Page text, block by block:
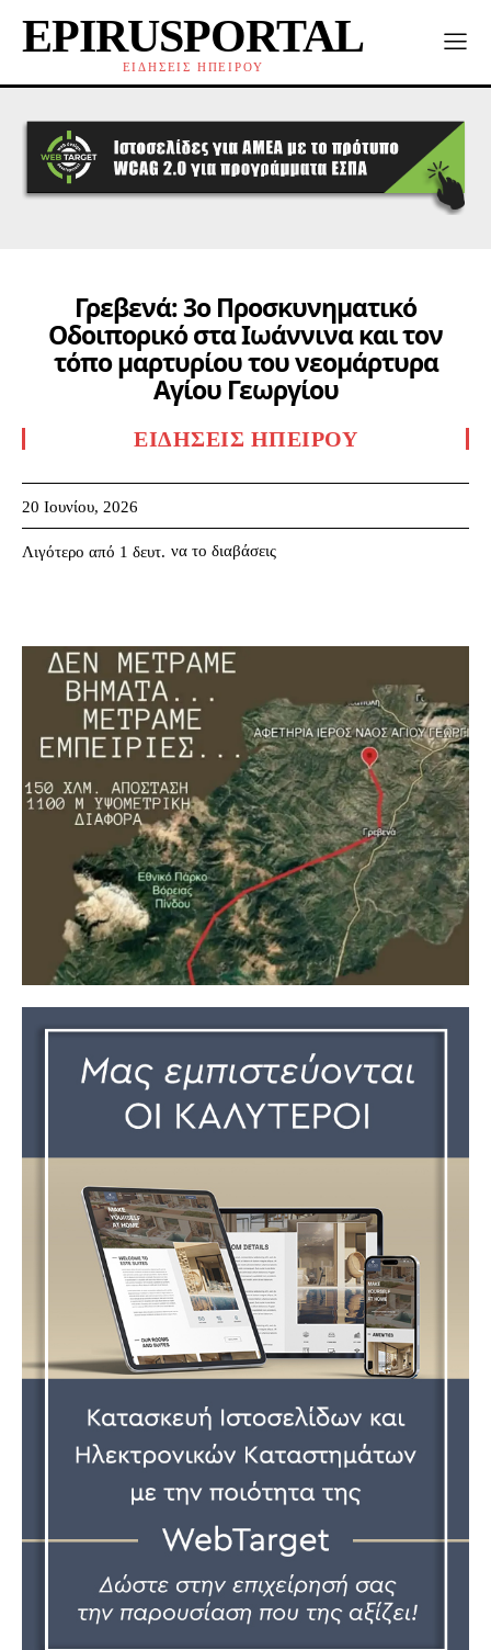
EPIRUSPORTAL
ΕΙΔΗΣΕΙΣ ΗΠΕΙΡΟΥ
Γρεβενά: 3ο Προσκυνηματικό
Οδοιπορικό στα Ιωάννινα και τον
τόπο μαρτυρίου του νεομάρτυρα
Αγίου Γεωργίου
ΕΙΔΉΣΕΙΣ ΗΠΕΊΡΟΥ
20 Ιουνίου, 2026
Λιγότερο από 1 δευτ. να το διαβάσεις